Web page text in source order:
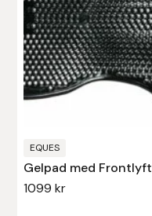
EQUES
Gelpad med Frontlyft
1099kr